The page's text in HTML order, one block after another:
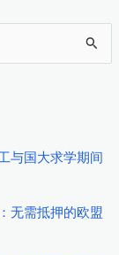
与国大求学期间
无需抵押的欧盟